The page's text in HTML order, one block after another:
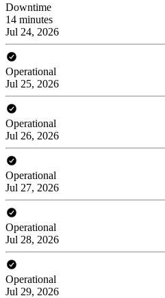
Downtime
14 minutes
Jul 24, 2026
Operational
Jul 25, 2026
Operational
Jul 26, 2026
Operational
Jul 27, 2026
Operational
Jul 28, 2026
Operational
Jul 29, 2026